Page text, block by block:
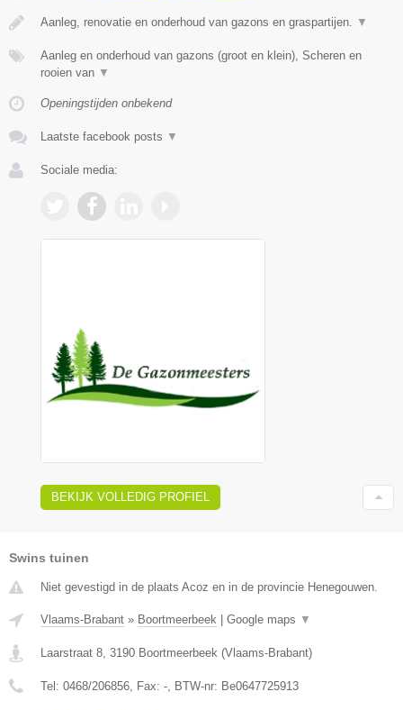
Aanleg, renovatie en onderhoud van gazons en graspartijen. ▼
Aanleg en onderhoud van gazons (groot en klein), Scheren en
rooien van ▼
Openingstijden onbekend
Laatste facebook posts ▼
Sociale media:
BEKIJK VOLLEDIG PROFIEL
Swins tuinen
Niet gevestigd in de plaats Acoz en in de provincie Henegouwen.
Vlaams-Brabant » Boortmeerbeek Google maps ▼
Laarstraat 8, 3190 Boortmeerbeek (Vlaams-Brabant)
Tel: 0468/206856, Fax: -, BTW-nr: Be0647725913